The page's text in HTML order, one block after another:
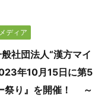
メディア
社団法人“漢方マイ
年10月15日に第5
祭り』を開催！ ～